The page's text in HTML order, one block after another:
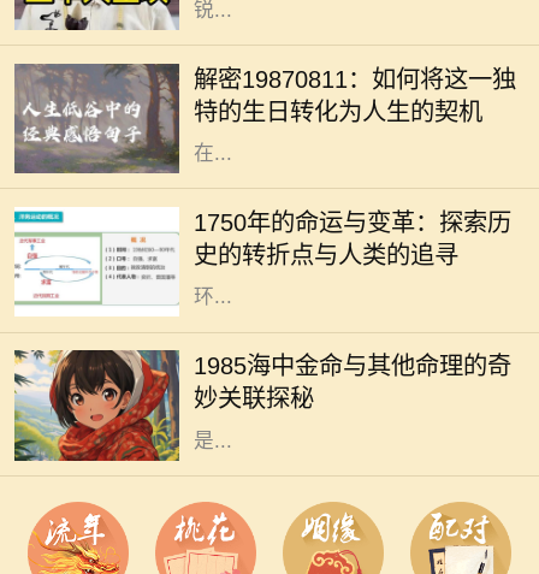
锐...
解密19870811：如何将这一独
特的生日转化为人生的契机
在中国文化中，出生日期常常被用作
命理分析的重要依据。1987年8月11
日出生的人士，有着独特的命格，这
不仅影响着性格、人际关系，还有潜
在...
1750年的命运与变革：探索历
史的转折点与人类的追寻
1750年是一个重要的历史节点，它标
志着人类社会在工业化、科学和文化
等多个领域的变革。从农业社会向工
业社会的转变，折射出人类对生活及
环...
1985海中金命与其他命理的奇
妙关联探秘
在中国传统的命理学中，每个人的命
运都受到出生年份、月份、日子和时
辰的影响。1985年出生的人，被称为
“海中金”。这一命理的特征，指的
是...